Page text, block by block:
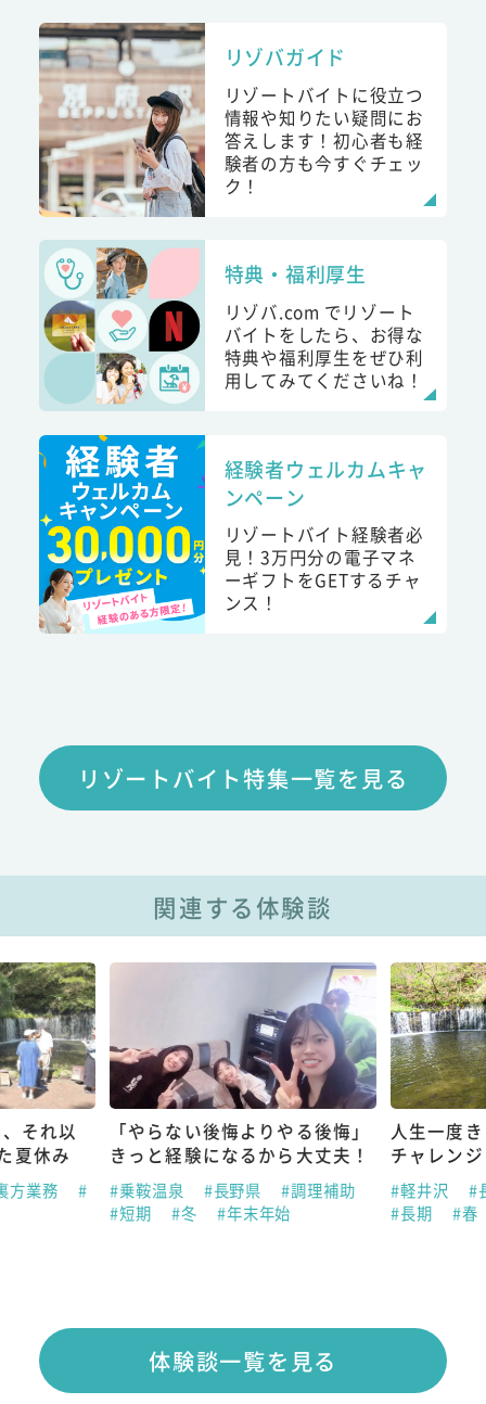
リゾバガイド
リゾートバイトに役立つ
情報や知りたい疑問にお
答えします！初心者も経
験者の方も今すぐチェッ
ク！
特典・福利厚生
リゾバ.com でリゾート
バイトをしたら、お得な
特典や福利厚生をぜひ利
用してみてくださいね！
経験者ウェルカムキャ
ンペーン
リゾートバイト経験者必
見！3万円分の電子マネ
ーギフトをGETするチャ
ンス！
リゾートバイト特集一覧を見る
関連する体験談
それ以
夏休み
方業務 #
「やらない後悔よりやる後悔」
きっと経験になるから大丈夫！
#乗鞍温泉 #長野県
#調理補助
#短期
#冬 #年末年始
人生一度
チャレン
#軽井沢
#
#長期
#春
体験談一覧を見る